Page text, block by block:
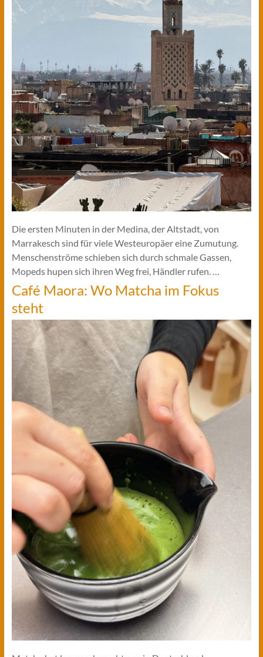
Die ersten Minuten in der Medina, der Altstadt, von
Marrakesch sind für viele Westeuropäer eine Zumutung.
Menschenströme schieben sich durch schmale Gassen,
Mopeds hupen sich ihren Weg frei, Händler rufen. …
Café Maora: Wo Matcha im Fokus
steht